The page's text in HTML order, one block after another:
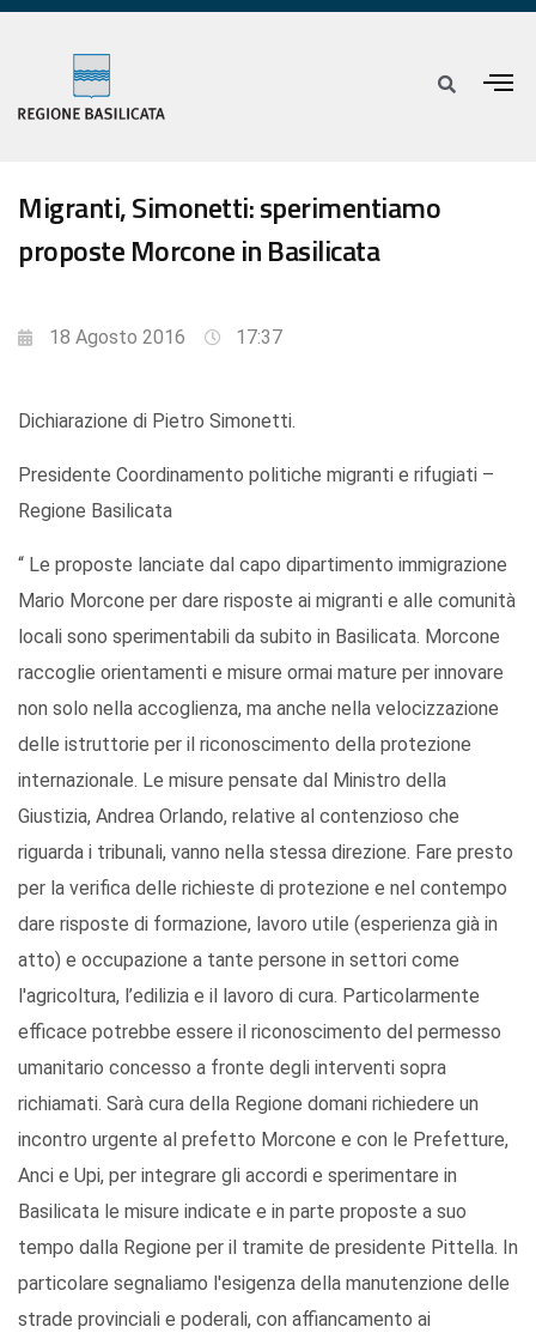
Migranti, Simonetti: sperimentiamo
proposte Morcone in Basilicata
18 Agosto 2016 17:37
Dichiarazione di Pietro Simonetti.
Presidente Coordinamento politiche migranti e rifugiati –
Regione Basilicata
“ Le proposte lanciate dal capo dipartimento immigrazione
Mario Morcone per dare risposte ai migranti e alle comunità
locali sono sperimentabili da subito in Basilicata. Morcone
raccoglie orientamenti e misure ormai mature per innovare
non solo nella accoglienza, ma anche nella velocizzazione
delle istruttorie per il riconoscimento della protezione
internazionale. Le misure pensate dal Ministro della
Giustizia, Andrea Orlando, relative al contenzioso che
riguarda i tribunali, vanno nella stessa direzione. Fare presto
per la verifica delle richieste di protezione e nel contempo
dare risposte di formazione, lavoro utile (esperienza già in
atto) e occupazione a tante persone in settori come
l'agricoltura, l’edilizia e il lavoro di cura. Particolarmente
efficace potrebbe essere il riconoscimento del permesso
umanitario concesso a fronte degli interventi sopra
richiamati. Sarà cura della Regione domani richiedere un
incontro urgente al prefetto Morcone e con le Prefetture,
Anci e Upi, per integrare gli accordi e sperimentare in
Basilicata le misure indicate e in parte proposte a suo
tempo dalla Regione per il tramite de presidente Pittella. In
particolare segnaliamo l'esigenza della manutenzione delle
strade provinciali e poderali, con affiancamento ai